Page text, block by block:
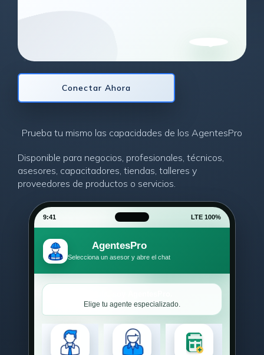
Conectar Ahora
Prueba tu mismo las capacidades de los AgentesPro
Disponible para negocios, profesionales, técnicos,
asesores, capacitadores, tiendas, talleres y
proveedores de productos o servicios.
9:41 LTE 100%
AgentesPro
Selecciona un asesor y abre el chat
Elige tu agente especializado.